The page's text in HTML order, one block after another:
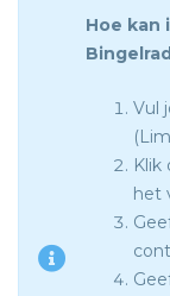
Hoe kan
Vul
Klik
het